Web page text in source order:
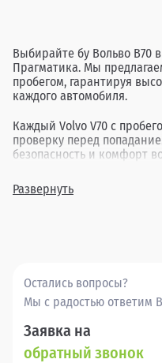
Выбирайте бу Вольво В70
Прагматика. Мы
пробегом, гарантируя
каждого автомобиля.
Каждый Volvo V70 с
проверку перед
безопасность и комфорт
позволяя найти
Развернуть
Остались вопросы?
Мы с радостью ответим
Заявка на
обратный звонок